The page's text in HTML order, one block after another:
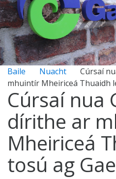
Baile Nuacht
Cúrsaí
mhuintír Mheiriceá Thuaidh
Cúrsaí nua
dírithe ar
Mheiriceá
tosú ag